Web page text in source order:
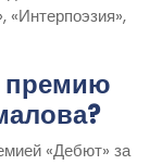
премию
«Дебют» за